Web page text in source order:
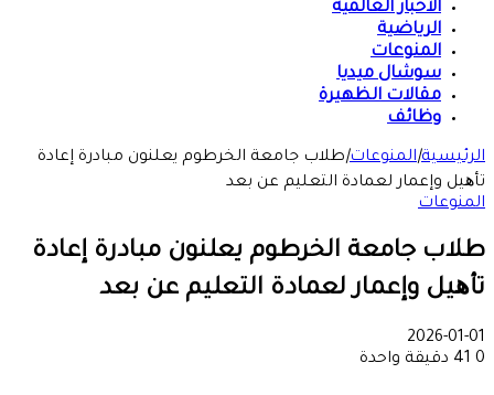
الأخبار العالمية
الرياضية
المنوعات
سوشال ميديا
مقالات الظهيرة
وظائف
الرئيسية|المنوعات|طلاب جامعة الخرطوم يعلنون مبادرة إعادة
تأھيل وإعمار لعمادة التعليم عن بعد
المنوعات
طلاب جامعة الخرطوم يعلنون مبادرة إعادة
تأھيل وإعمار لعمادة التعليم عن بعد
2026-01-01
0
دقيقة واحدة